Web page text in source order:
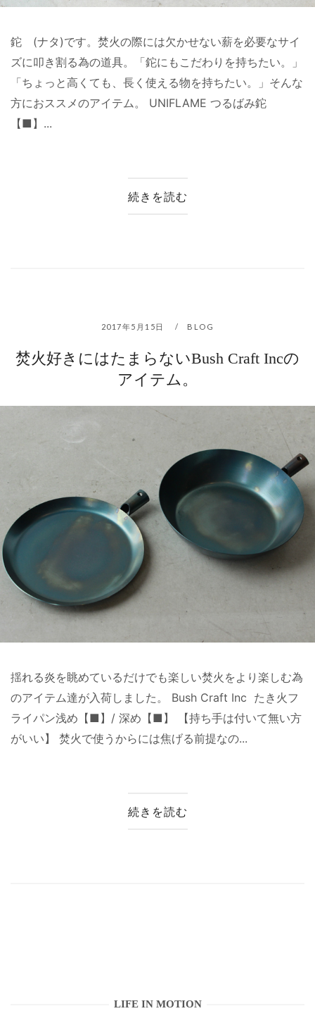
鉈 (ナタ)です。焚火の際には欠かせない薪を必要なサイ
ズに叩き割る為の道具。「鉈にもこだわりを持ちたい。」
「ちょっと高くても、長く使える物を持ちたい。」そんな
方におススメのアイテム。 UNIFLAME つるばみ鉈
【■】...
続きを読む
2017年5月15日 BLOG
焚火好きにはたまらないBush Craft Incの
アイテム。
揺れる炎を眺めているだけでも楽しい焚火をより楽しむ為
のアイテム達が入荷しました。 Bush Craft Inc たき火フ
ライパン浅め【■】/ 深め【■】 【持ち手は付いて無い方
がいい】 焚火で使うからには焦げる前提なの...
続きを読む
LIFE IN MOTION